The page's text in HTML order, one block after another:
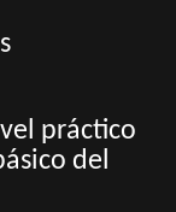
práctico
del